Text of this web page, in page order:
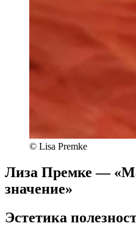
© Lisa Premke
Лиза Премке —
значение»
Эстетика